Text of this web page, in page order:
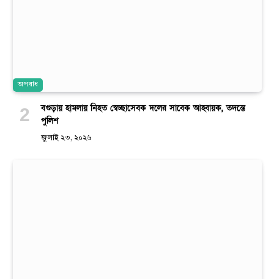
অপরাধ
বগুড়ায় হামলায় নিহত স্বেচ্ছাসেবক দলের সাবেক আহ্বায়ক, তদন্তে
পুলিশ
জুলাই ২৩, ২০২৬